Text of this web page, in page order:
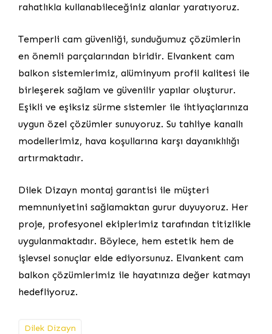
rahatlıkla kullanabileceğiniz alanlar yaratıyoruz.
Temperli cam güvenliği, sunduğumuz çözümlerin
en önemli parçalarından biridir. Elvankent cam
balkon sistemlerimiz, alüminyum profil kalitesi ile
birleşerek sağlam ve güvenilir yapılar oluşturur.
Eşikli ve eşiksiz sürme sistemler ile ihtiyaçlarınıza
uygun özel çözümler sunuyoruz. Su tahliye kanallı
modellerimiz, hava koşullarına karşı dayanıklılığı
artırmaktadır.
Dilek Dizayn montaj garantisi ile müşteri
memnuniyetini sağlamaktan gurur duyuyoruz. Her
proje, profesyonel ekiplerimiz tarafından titizlikle
uygulanmaktadır. Böylece, hem estetik hem de
işlevsel sonuçlar elde ediyorsunuz. Elvankent cam
balkon çözümlerimiz ile hayatınıza değer katmayı
hedefliyoruz.
Dilek Dizayn